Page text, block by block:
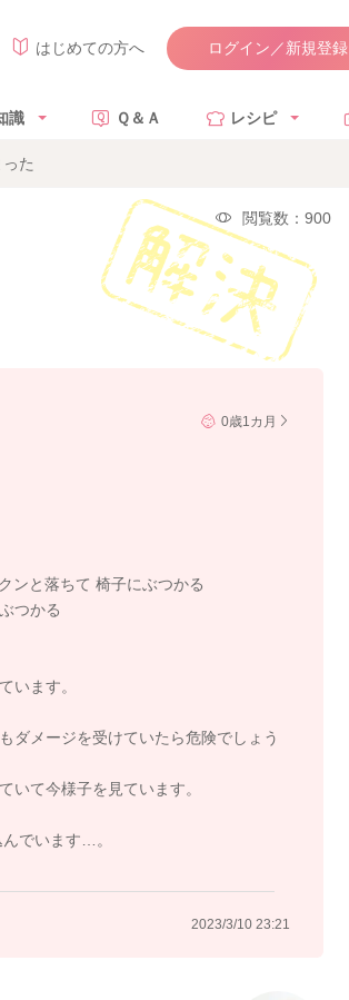
はじめての方へ ログイン／新規登録
識 Ｑ＆Ａ レシピ
た
閲覧数：900
0歳1カ月
ンと落ちて 椅子にぶつかる
つかる
います。
ダメージを受けていたら危険でしょう
いて今様子を見ています。
でいます…。
2023/3/10 23:21